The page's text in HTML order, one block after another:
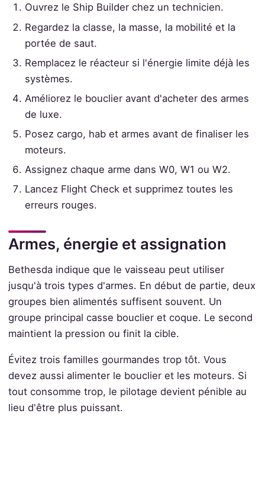
Ouvrez le Ship Builder chez un technicien.
Regardez la classe, la masse, la mobilité et la
portée de saut.
Remplacez le réacteur si l'énergie limite déjà les
systèmes.
Améliorez le bouclier avant d'acheter des armes
de luxe.
Posez cargo, hab et armes avant de finaliser les
moteurs.
Assignez chaque arme dans W0, W1 ou W2.
Lancez Flight Check et supprimez toutes les
erreurs rouges.
Armes, énergie et assignation
Bethesda indique que le vaisseau peut utiliser
jusqu'à trois types d'armes. En début de partie, deux
groupes bien alimentés suffisent souvent. Un
groupe principal casse bouclier et coque. Le second
maintient la pression ou finit la cible.
Évitez trois familles gourmandes trop tôt. Vous
devez aussi alimenter le bouclier et les moteurs. Si
tout consomme trop, le pilotage devient pénible au
lieu d'être plus puissant.